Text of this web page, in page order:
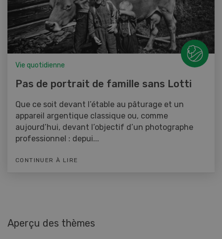
Vie quotidienne
Pas de portrait de famille sans Lotti
Que ce soit devant l’étable au pâturage et un
appareil argentique classique ou, comme
aujourd’hui, devant l’objectif d’un photographe
professionnel : depui...
CONTINUER À LIRE
Aperçu des thèmes